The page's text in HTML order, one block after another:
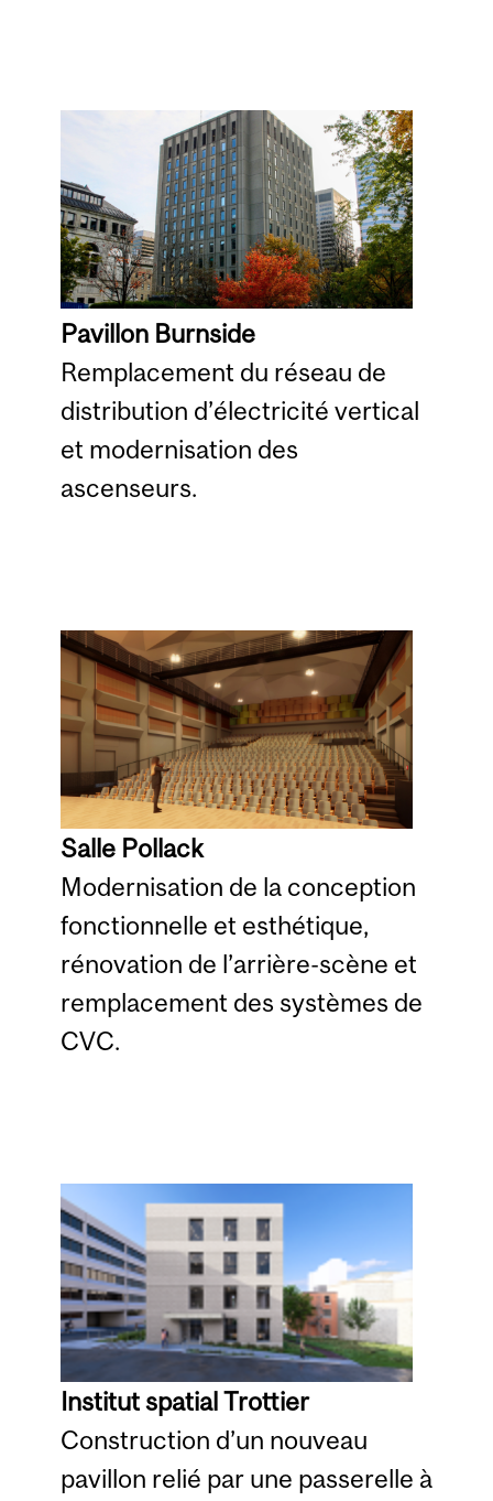
Pavillon Burnside
Remplacement du réseau de
distribution d’électricité vertical
et modernisation des
ascenseurs.
Salle Pollack
Modernisation de la conception
fonctionnelle et esthétique,
rénovation de l’arrière-scène et
remplacement des systèmes de
CVC.
Institut spatial Trottier
Construction d’un nouveau
pavillon relié par une passerelle à